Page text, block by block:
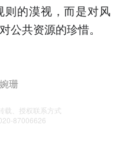
的漠视，而是对风
公共资源的珍惜。
珊
载、授权联系方式
87006626